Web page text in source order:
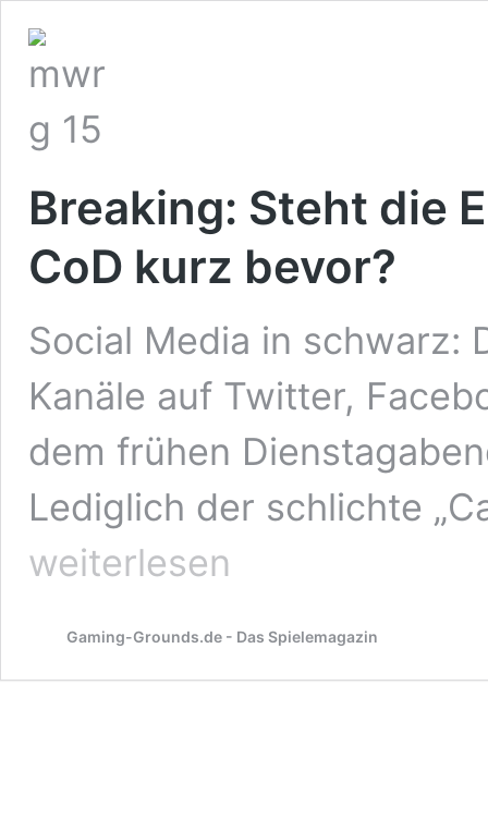
Breaking: Steht die
CoD kurz bevor?
Social Media in schwarz:
Kanäle auf Twitter,
dem frühen
Lediglich der schlichte
weiterlesen
Gaming-Grounds.de - Das Spielemagazin